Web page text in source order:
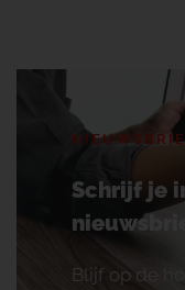
Schrijf je
Blijf op de